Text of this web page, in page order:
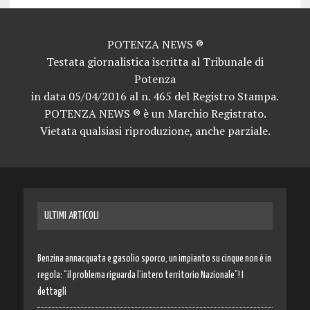
POTENZA NEWS ®
Testata giornalistica iscritta al Tribunale di
Potenza
in data 05/04/2016 al n. 465 del Registro Stampa.
POTENZA NEWS ® è un Marchio Registrato.
Vietata qualsiasi riproduzione, anche parziale.
ULTIMI ARTICOLI
Benzina annacquata e gasolio sporco, un impianto su cinque non è in
regola: “il problema riguarda l’intero territorio Nazionale”! I
dettagli